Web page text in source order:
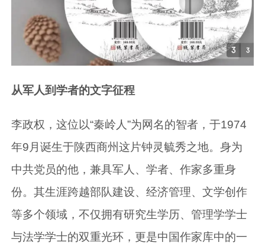
从军人到学者的文字征程
李政权，这位以“秦岭人”为网名的智者，于1974
年9月诞生于陕西商州这片钟灵毓秀之地。身为
中共党员的他，兼具军人、学者、作家多重身
份。其生涯跨越部队建设、经济管理、文学创作
等多个领域，不仅拥有研究生学历、管理学学士
与法学学士的双重光环，更是中国作家库中的一